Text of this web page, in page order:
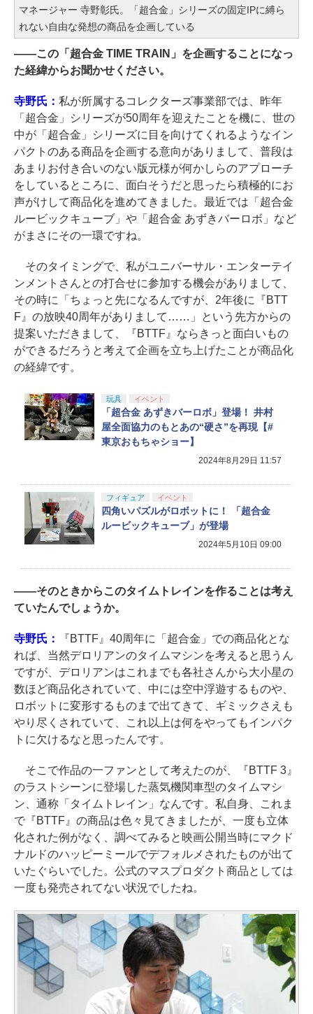
マネージャー 寺野彰氏。「超合金」シリーズの固定IPに縛ら
れない自由な発想の商品を企画している
――この「超合金 TIME TRAIN」を企画することになっ
た経緯からお聞かせください。
寺野氏： 私が所属するコレクターズ事業部では、昨年
「超合金」シリーズが50周年を迎えたことを機に、世の
中が「超合金」シリーズに目を向けてくれるようなイン
パクトのある商品を企画する意向がありまして、普段は
あまりお付き合いのない版元様が何かしらのアプローチ
をしているところに、面白そうだと思ったら積極的にお
声がけして商品化を進めてきました。最近では「超合金
ルービックキューブ」や「超合金 あずきバーロボ」など
がまさにその一環ですね。
そのタイミングで、私がユニバーサル・エンターテイ
ンメントさんとの打合せに参加する機会がありまして、
その時に「ちょっと先になるんですが、2年後に『BTT
F』の放映40周年がありまして……」という先方からの
提案いただきまして、『BTTF』ならきっと面白いもの
ができるだろうと考えて企画を立ち上げたことが商品化
の経緯です。
玩具 イベント
「超合金 あずきバーロボ」登場！ 井村
屋全面協力のもとあの“硬さ”を再現【#
東京おもちゃショー】
2024年8月29日 11:57
フィギュア イベント
四角いパズルがロボットに！ 「超合金
ルービックキューブ」が登場
2024年5月10日 09:00
――そのときからこのタイムトレインを作ることは考え
ていたんでしょうか。
寺野氏：
『BTTF』40周年に「超合金」での商品化とな
れば、当然デロリアンのタイムマシンを考えると思うん
ですが、デロリアンはこれまでも各社さんから大小星の
数ほど商品化されていて、中には空中浮遊するものや、
ロボットに変形するものまで出てきて、ギミックさえも
やり尽くされていて、これ以上は何をやってもインパク
トに欠けるなと思ったんです。
そこで作品の一ファンとして考えたのが、『BTTF 3』
のラストシーンに登場した蒸気機関車型のタイムマシ
ン、通称「タイムトレイン」なんです。私自身、これま
で『BTTF』の商品は色々見てきましたが、一度も立体
化された例がなく、調べてみると映画公開当時にマクド
ナルドのハッピーミールでデフォルメされたものが出て
いたぐらいでした。公式のマスプロダクト商品としては
一度も発売されてない状況でしたね。